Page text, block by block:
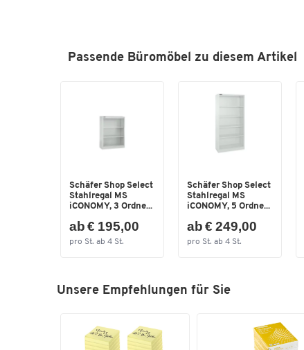
Passende Büromöbel zu diesem Artikel
Schäfer Shop Select
Stahlregal MS
iCONOMY, 3 Ordne...
ab € 195,00
pro St. ab 4 St.
Schäfer Shop Select
Stahlregal MS
iCONOMY, 5 Ordne...
ab € 249,00
pro St. ab 4 St.
Unsere Empfehlungen für Sie